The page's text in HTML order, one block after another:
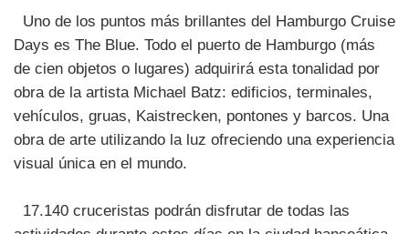
Uno de los puntos más brillantes del Hamburgo Cruise
Days es The Blue. Todo el puerto de Hamburgo (más
de cien objetos o lugares) adquirirá esta tonalidad por
obra de la artista Michael Batz: edificios, terminales,
vehículos, gruas, Kaistrecken, pontones y barcos. Una
obra de arte utilizando la luz ofreciendo una experiencia
visual única en el mundo.
17.140 cruceristas podrán disfrutar de todas las